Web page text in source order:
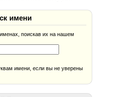
имени
поискав их на нашем
имени, если вы не уверены